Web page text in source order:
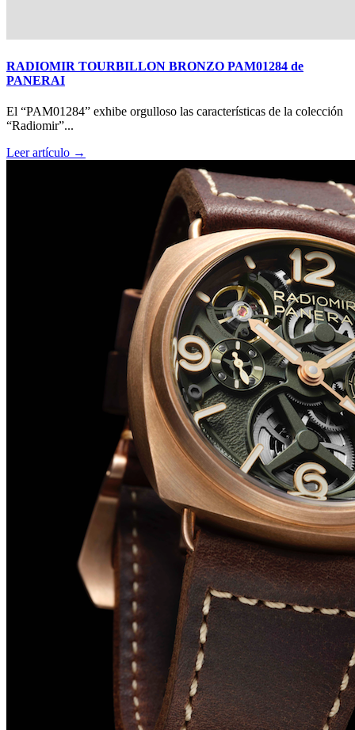
Big Bang Sapphire Sky Blue de Hublot
RADIOMIR TOURBILLON BRONZO PAM01284 de
PANERAI
El “PAM01284” exhibe orgulloso las características de la colección
“Radiomir”...
Leer artículo →